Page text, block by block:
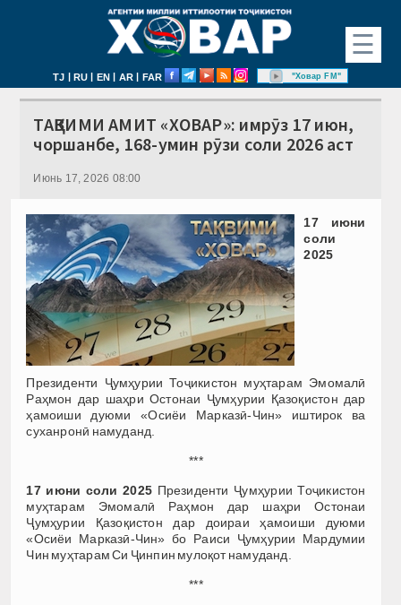
☰
TJ | RU | EN | AR | FAR "Ховар FM"
ТАҚВИМИ АМИТ «ХОВАР»: имрӯз 17 июн,
чоршанбе, 168-умин рӯзи соли 2026 аст
Июнь 17, 2026 08:00
17 июни
соли
2025
Президенти Ҷумҳурии Тоҷикистон муҳтарам Эмомалӣ
Раҳмон дар шаҳри Остонаи Ҷумҳурии Қазоқистон дар
ҳамоиши дуюми «Осиёи Марказӣ-Чин» иштирок ва
суханронӣ намуданд.
***
17 июни соли 2025 Президенти Ҷумҳурии Тоҷикистон
муҳтарам Эмомалӣ Раҳмон дар шаҳри Остонаи
Ҷумҳурии Қазоқистон дар доираи ҳамоиши дуюми
«Осиёи Марказӣ-Чин» бо Раиси Ҷумҳурии Мардумии
Чин муҳтарам Си Ҷинпин мулоқот намуданд.
***